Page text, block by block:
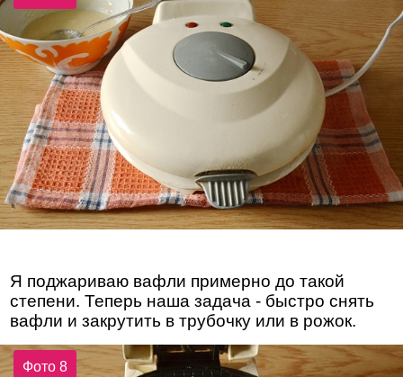
Я поджариваю вафли примерно до такой
степени. Теперь наша задача - быстро снять
вафли и закрутить в трубочку или в рожок.
Фото 8